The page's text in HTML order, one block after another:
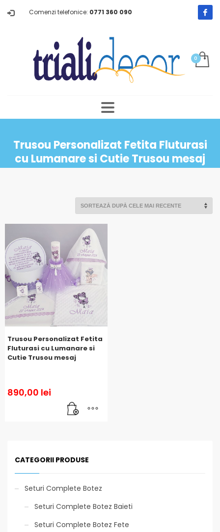
Comenzi telefonice: 0771 360 090
Trusou Personalizat Fetita Fluturasi
cu Lumanare si Cutie Trusou mesaj
Trusou Personalizat Fetita
Fluturasi cu Lumanare si
Cutie Trusou mesaj
890,00 lei
CATEGORII PRODUSE
Seturi Complete Botez
Seturi Complete Botez Baieti
Seturi Complete Botez Fete